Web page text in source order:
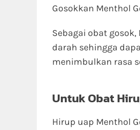
Gosokkan Menthol
Sebagai obat
darah sehingga
menimbulkan rasa
Untuk Obat
Hirup uap Menthol